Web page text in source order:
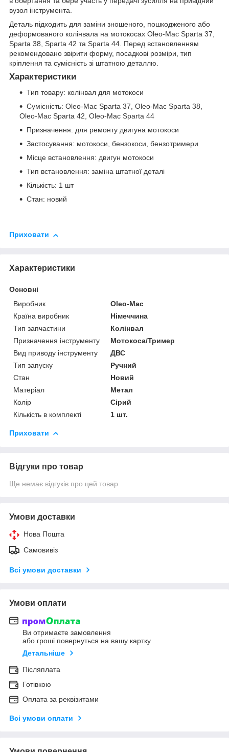
вузол інструмента.
Деталь підходить для заміни зношеного, пошкодженого або
деформованого колінвала на мотокосах Oleo-Mac Sparta 37,
Sparta 38, Sparta 42 та Sparta 44. Перед встановленням
рекомендовано звірити форму, посадкові розміри, тип
кріплення та сумісність зі штатною деталлю.
Характеристики
Тип товару: колінвал для мотокоси
Сумісність: Oleo-Mac Sparta 37, Oleo-Mac Sparta 38,
Oleo-Mac Sparta 42, Oleo-Mac Sparta 44
Призначення: для ремонту двигуна мотокоси
Застосування: мотокоси, бензокоси, бензотримери
Місце встановлення: двигун мотокоси
Тип встановлення: заміна штатної деталі
Кількість: 1 шт
Стан: новий
Приховати
Характеристики
Основні
Виробник
Oleo-Mac
Країна виробник
Німеччина
Тип запчастини
Колінвал
Призначення інструменту
Мотокоса/Тример
Вид приводу інструменту
ДВС
Тип запуску
Ручний
Стан
Новий
Матеріал
Метал
Колір
Сірий
Кількість в комплекті
1 шт.
Приховати
Відгуки про товар
Ще немає відгуків про цей товар
Умови доставки
Нова Пошта
Самовивіз
Всі умови доставки
Умови оплати
Ви отримаєте замовлення
або гроші повернуться на вашу картку
Детальніше
Післяплата
Готівкою
Оплата за реквізитами
Всі умови оплати